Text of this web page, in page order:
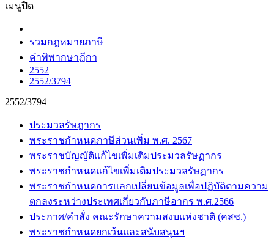
เมนูปิด
รวมกฎหมายภาษี
คำพิพากษาฏีกา
2552
2552/3794
2552/3794
ประมวลรัษฎากร
พระราชกำหนดภาษีส่วนเพิ่ม พ.ศ. 2567
พระราชบัญญัติแก้ไขเพิ่มเติมประมวลรัษฏากร
พระราชกำหนดแก้ไขเพิ่มเติมประมวลรัษฏากร
พระราชกำหนดการแลกเปลี่ยนข้อมูลเพื่อปฏิบัติตามความ
ตกลงระหว่างประเทศเกี่ยวกับภาษีอากร พ.ศ.2566
ประกาศ/คำสั่ง คณะรักษาความสงบแห่งชาติ (คสช.)
พระราชกำหนดยกเว้นและสนับสนุนฯ